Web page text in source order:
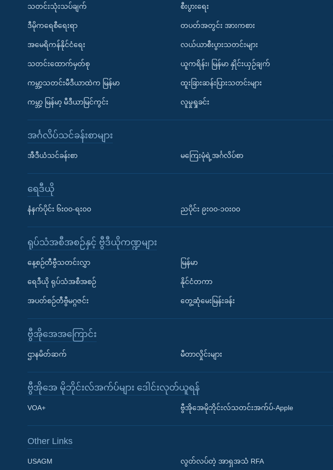
Learning English
သတင်းသုံးသပ်ချက်
ဒီမိုကရေစီရေးရာ
အမေရိကန်နိုင်ငံရေး
သတင်းထောက်မှတ်စု
ကမ္ဘာ့သတင်းမီဒီယာထဲက မြန်မာ
ကမ္ဘာ့ မြန်မာ့ မီဒီယာမြင်ကွင်း
စီးပွားရေး
တပတ်အတွင်း အားကစား
လယ်ယာစီးပွားသတင်းများ
ယူကရိန်း၊ မြန်မာ နှိုင်းယှဉ်ချက်
ထူးခြားဆန်းပြားသတင်းများ
လူမှုရှုခင်း
အင်္ဂလိပ်သင်ခန်းစာများ
အီဒီယံသင်ခန်းစာ မကြေးမုံရဲ့အင်္ဂလိပ်စာ
ရေဒီယို
နံနက်ပိုင်း ၆း၀၀-ရး၀၀ ညပိုင်း ၉း၀၀-၁၀း၀၀
ရုပ်သံအစီအစဉ်နှင့် ဗွီဒီယိုကဏ္ဍများ
နေ့စဉ်တီဗွီသတင်းလွှာ
ရေဒီယို ရုပ်သံအစီအစဉ်
အပတ်စဉ်တီဗွီမဂ္ဂဇင်း
မြန်မာ
နိုင်ငံတကာ
တွေ့ဆုံမေးမြန်းခန်း
ဗွီအိုအေအကြောင်း
ဌာနမိတ်ဆက် မီတာလှိုင်းများ
ဗွီအိုအေ မိုဘိုင်းလ်အက်ပ်များ ဒေါင်းလုတ်ယူရန်
VOA+ ဗွီအိုအေမိုဘိုင်းလ်သတင်းအက်ပ်-Apple
Other Links
USAGM လွတ်လပ်တဲ့ အာရှအသံ RFA